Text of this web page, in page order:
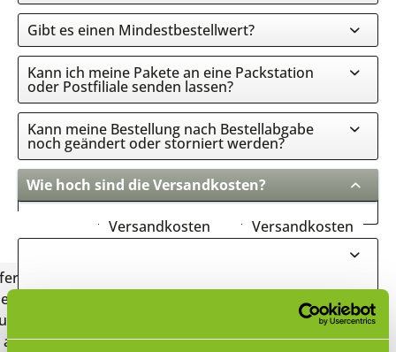
Gibt es einen Mindestbestellwert?
Kann ich meine Pakete an eine Packstation
oder Postfiliale senden lassen?
Kann meine Bestellung nach Bestellabgabe
noch geändert oder storniert werden?
Wie hoch sind die Versandkosten?
Versandkosten
Versandkosten
Artikel,